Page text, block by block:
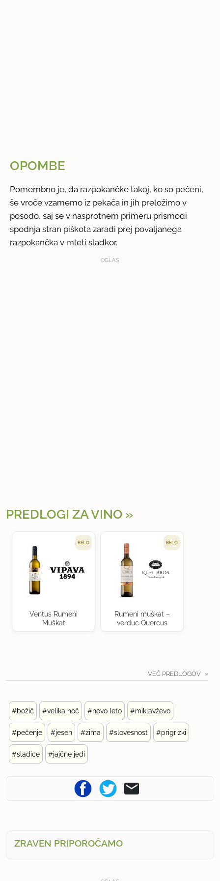
OPOMBE
Pomembno je, da razpokančke takoj, ko so pečeni,
še vroče vzamemo iz pekača in jih preložimo v
posodo, saj se v nasprotnem primeru prismodi
spodnja stran piškota zaradi prej povaljanega
razpokančka v mleti sladkor.
OGLAS
PREDLOGI ZA VINO
BELO
Ventus Rumeni
Muškat
BELO
Rumeni muškat –
verduc Quercus
VEČ PREDLOGOV
#božič #velika noč #novo leto #miklavževo
#pečenje #jesen #zima #slovesnost #prigrizki
#sladice #jajčne jedi
ZRAVEN PRIPOROČAMO